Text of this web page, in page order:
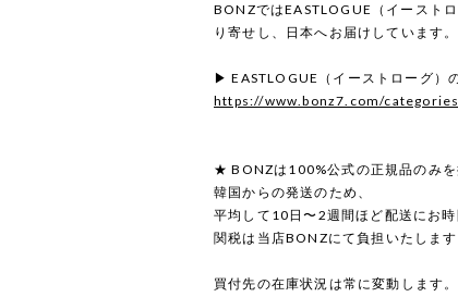
BONZではEASTLOGUE（イースト
り寄せし、日本へお届けしています。
▶ EASTLOGUE（イーストローグ）
https://www.bonz7.com/
★ BONZは100%公式の正規品のみを
韓国からの発送のため、
平均して10日〜2週間ほど配送にお時
関税は当店BONZにて負担いたします
買付先の在庫状況は常に変動します。